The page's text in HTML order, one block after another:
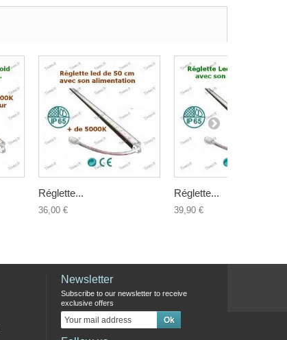
Réglette...
36,00 €
Réglette...
39,90 €
Newsletter
Subscribe to our newsletter to receive
exclusive offers